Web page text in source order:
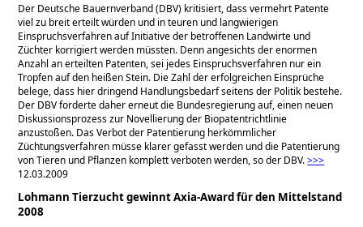
Der Deutsche Bauernverband (DBV) kritisiert, dass vermehrt Patente
viel zu breit erteilt würden und in teuren und langwierigen
Einspruchsverfahren auf Initiative der betroffenen Landwirte und
Züchter korrigiert werden müssten. Denn angesichts der enormen
Anzahl an erteilten Patenten, sei jedes Einspruchsverfahren nur ein
Tropfen auf den heißen Stein. Die Zahl der erfolgreichen Einsprüche
belege, dass hier dringend Handlungsbedarf seitens der Politik bestehe.
Der DBV forderte daher erneut die Bundesregierung auf, einen neuen
Diskussionsprozess zur Novellierung der Biopatentrichtlinie
anzustoßen. Das Verbot der Patentierung herkömmlicher
Züchtungsverfahren müsse klarer gefasst werden und die Patentierung
von Tieren und Pflanzen komplett verboten werden, so der DBV.>>>
12.03.2009
Lohmann Tierzucht gewinnt Axia-Award für den Mittelstand
2008